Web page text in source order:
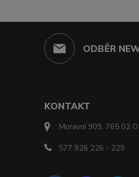
ODBĚR
KONTAKT
Moravní 909, 765 02
577 926 226 - 229